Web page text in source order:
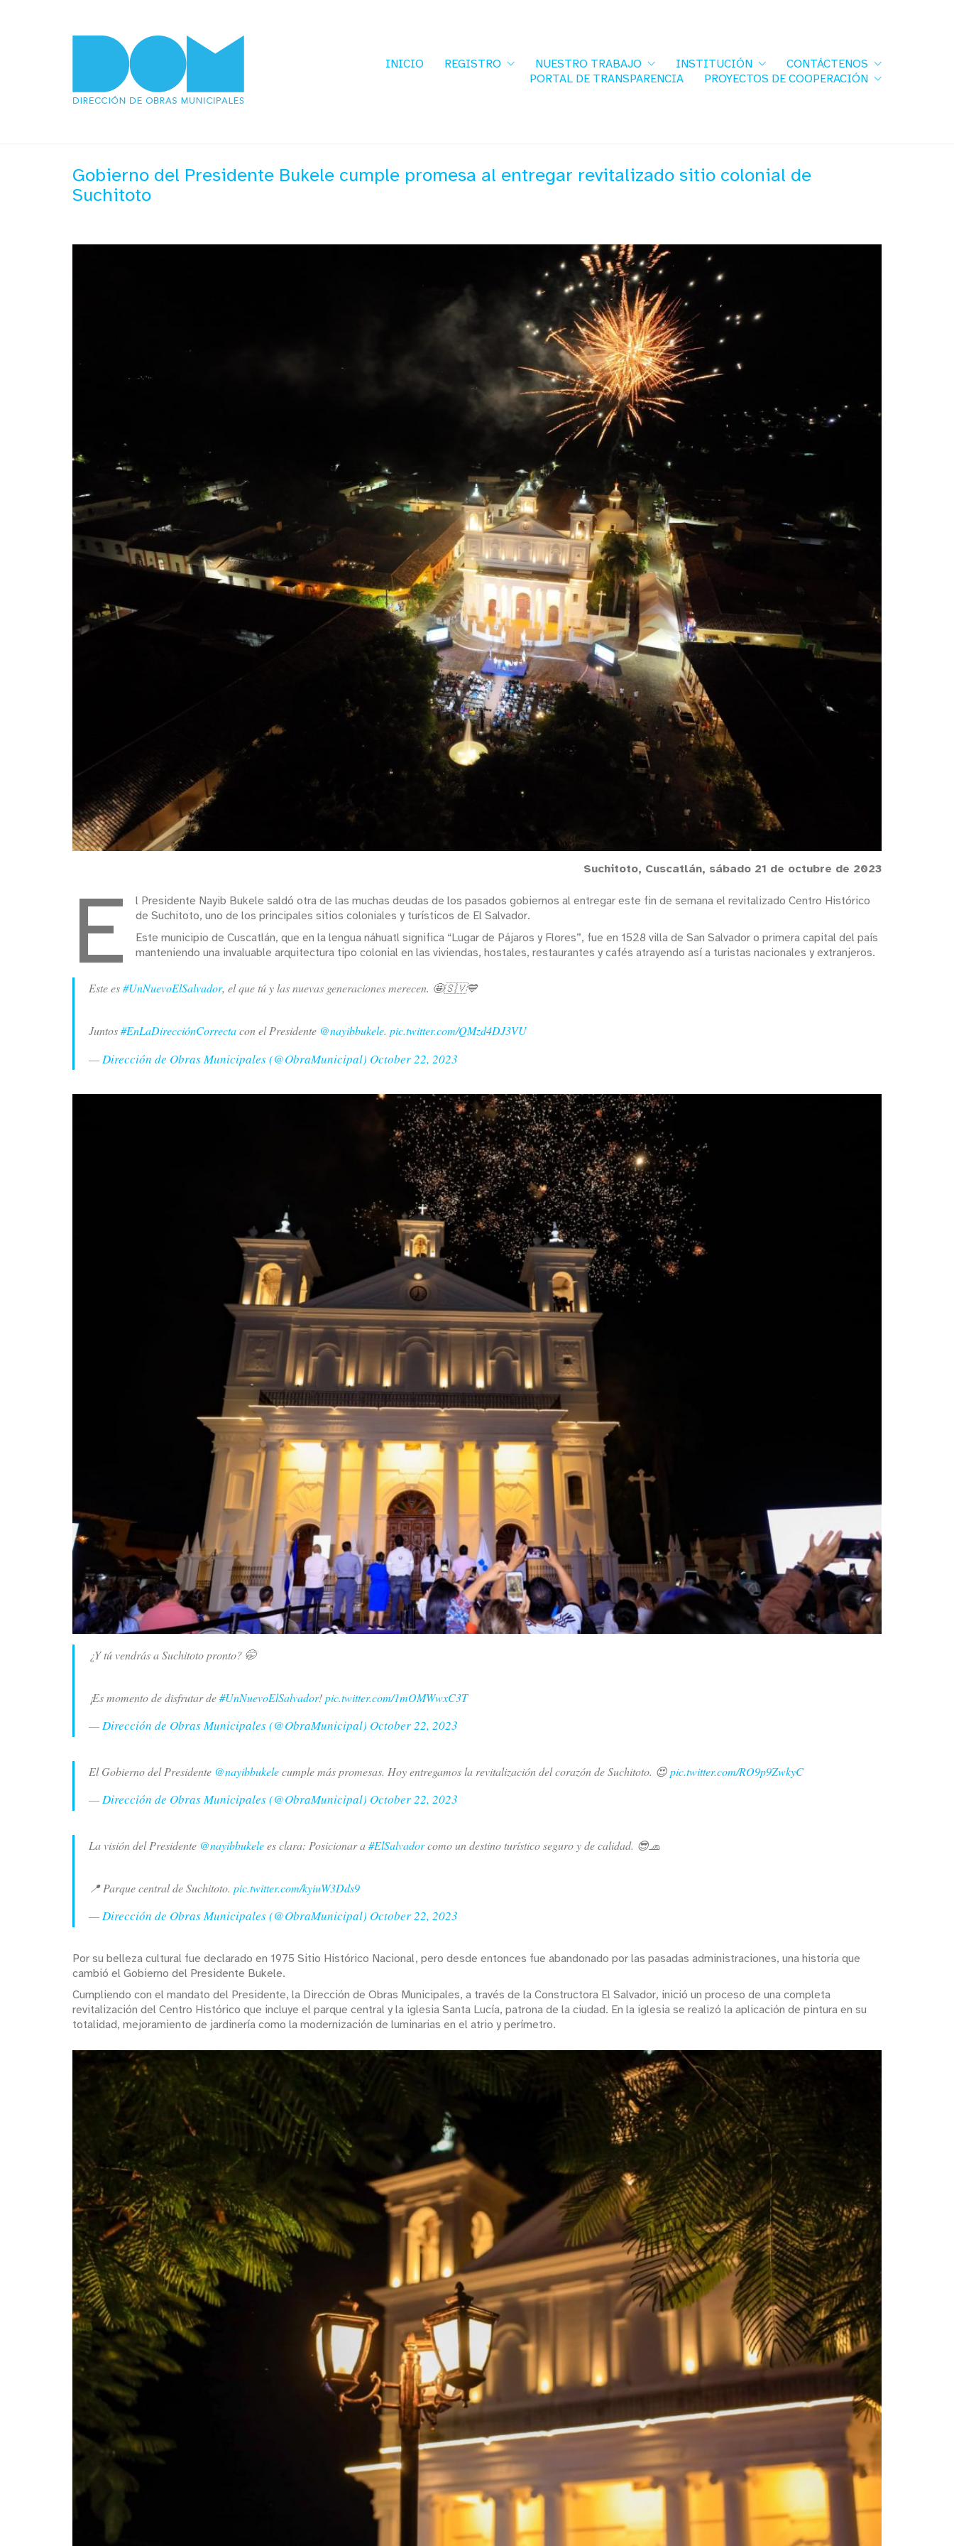
INICIO REGISTRO NUESTRO TRABAJO INSTITUCIÓN
CONTÁCTENOS
PORTAL DE TRANSPARENCIA
PROYECTOS DE COOPERACIÓN
Gobierno del Presidente Bukele cumple promesa al entregar revitalizado sitio colonial de
Suchitoto
Suchitoto, Cuscatlán, sábado 21 de octubre de 2023
E
l Presidente Nayib Bukele saldó otra de las muchas deudas de los pasados gobiernos al entregar este fin de semana el revitalizado Centro Histórico
de Suchitoto, uno de los principales sitios coloniales y turísticos de El Salvador.
Este municipio de Cuscatlán, que en la lengua náhuatl significa “Lugar de Pájaros y Flores”, fue en 1528 villa de San Salvador o primera capital del país
manteniendo una invaluable arquitectura tipo colonial en las viviendas, hostales, restaurantes y cafés atrayendo así a turistas nacionales y extranjeros.
Este es#UnNuevoElSalvador, el que tú y las nuevas generaciones merecen. 🤩🇸🇻💙
Juntos#EnLaDirecciónCorrectacon el Presidente @nayibbukele. pic.twitter.com/QMzd4DJ3VU
— Dirección de Obras Municipales (@ObraMunicipal) October 22, 2023
¿Y tú vendrás a Suchitoto pronto? 🤭
¡Es momento de disfrutar de#UnNuevoElSalvador!pic.twitter.com/1mOMWwxC3T
— Dirección de Obras Municipales (@ObraMunicipal) October 22, 2023
El Gobierno del Presidente @nayibbukelecumple más promesas. Hoy entregamos la revitalización del corazón de Suchitoto. 😍pic.twitter.com/RO9p9ZwkyC
— Dirección de Obras Municipales (@ObraMunicipal) October 22, 2023
La visión del Presidente @nayibbukelees clara: Posicionar a#ElSalvadorcomo un destino turístico seguro y de calidad. 😎🧢
📍 Parque central de Suchitoto. pic.twitter.com/kyiuW3Dds9
— Dirección de Obras Municipales (@ObraMunicipal) October 22, 2023
Por su belleza cultural fue declarado en 1975 Sitio Histórico Nacional, pero desde entonces fue abandonado por las pasadas administraciones, una historia que
cambió el Gobierno del Presidente Bukele.
Cumpliendo con el mandato del Presidente, la Dirección de Obras Municipales, a través de la Constructora El Salvador, inició un proceso de una completa
revitalización del Centro Histórico que incluye el parque central y la iglesia Santa Lucía, patrona de la ciudad. En la iglesia se realizó la aplicación de pintura en su
totalidad, mejoramiento de jardinería como la modernización de luminarias en el atrio y perímetro.